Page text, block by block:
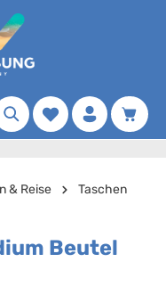
Merkzettel
& Reise
Taschen
Beutel